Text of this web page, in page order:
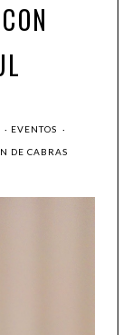
· EVENTOS ·
DE CABRAS